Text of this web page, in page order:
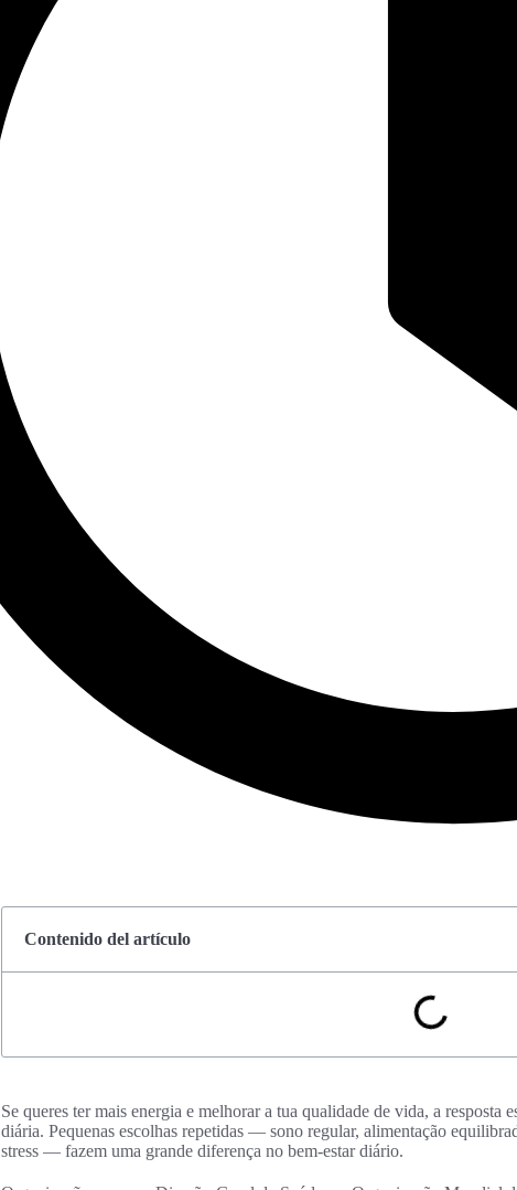
Contenido del artículo
Se queres ter mais energia e melhorar a tua qualidade de vida, a resposta
diária. Pequenas escolhas repetidas — sono regular, alimentação
stress — fazem uma grande diferença no bem‑estar diário.